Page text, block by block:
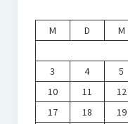
M
D M
3
4 5
10
11 12
17
18 19